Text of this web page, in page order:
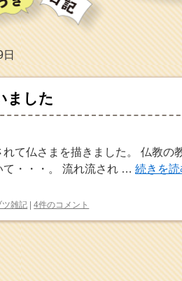
日
ました
て仏さまを描きました。 仏教の
て・・・。 流れ流され …続きを読
ツ雑記 4件のコメント